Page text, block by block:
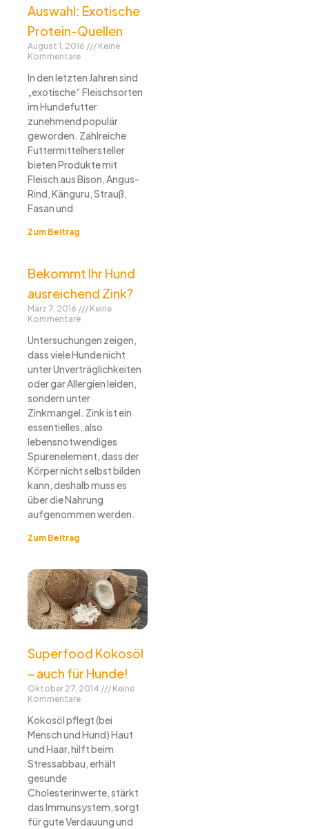
Auswahl: Exotische
Protein-Quellen
August 1, 2016
Keine
Kommentare
In den letzten Jahren sind
„exotische“ Fleischsorten
im Hundefutter
zunehmend populär
geworden. Zahlreiche
Futtermittelhersteller
bieten Produkte mit
Fleisch aus Bison, Angus-
Rind, Känguru, Strauß,
Fasan und
Zum Beitrag
Bekommt Ihr Hund
ausreichend Zink?
März 7, 2016
Keine
Kommentare
Untersuchungen zeigen,
dass viele Hunde nicht
unter Unverträglichkeiten
oder gar Allergien leiden,
sondern unter
Zinkmangel. Zink ist ein
essentielles, also
lebensnotwendiges
Spurenelement, dass der
Körper nicht selbst bilden
kann, deshalb muss es
über die Nahrung
aufgenommen werden.
Zum Beitrag
Superfood Kokosöl
– auch für Hunde!
Oktober 27, 2014
Keine
Kommentare
Kokosöl pflegt (bei
Mensch und Hund) Haut
und Haar, hilft beim
Stressabbau, erhält
gesunde
Cholesterinwerte, stärkt
das Immunsystem, sorgt
für gute Verdauung und